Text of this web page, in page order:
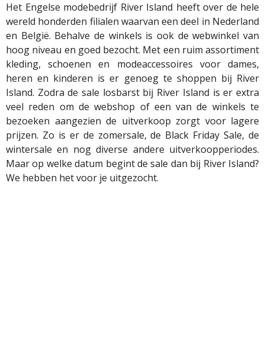
Het Engelse modebedrijf River Island heeft over de hele
wereld honderden filialen waarvan een deel in Nederland
en België. Behalve de winkels is ook de webwinkel van
hoog niveau en goed bezocht. Met een ruim assortiment
kleding, schoenen en
modeaccessoires voor dames,
heren en kinderen is er genoeg te shoppen bij River
Island. Zodra de sale losbarst bij River Island is er extra
veel reden om de webshop of een van de winkels te
bezoeken aangezien de uitverkoop zorgt voor lagere
prijzen. Zo is er de zomersale, de Black Friday Sale, de
wintersale en nog diverse andere uitverkoopperiodes.
Maar op welke datum begint de sale dan bij River Island?
We hebben het voor je uitgezocht.